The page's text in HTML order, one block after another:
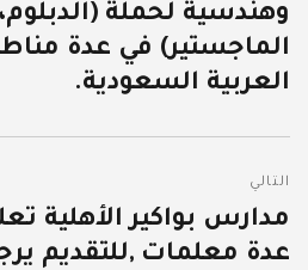
وهندسية لحملة
الماجستير) في عدة
العربية السعودية.
التالي
المقالة
التالية:
مدارس بواكير الأهلية
عدة معلمات ,للتقديم